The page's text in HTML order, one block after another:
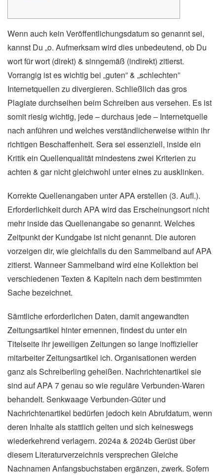
Wenn auch kein Veröffentlichungsdatum so genannt sei,
kannst Du „o. Aufmerksam wird dies unbedeutend, ob Du
wort für wort (direkt) & sinngemäß (indirekt) zitierst.
Vorrangig ist es wichtig bei „guten” & „schlechten”
Internetquellen zu divergieren. Schließlich das gros
Plagiate durchseihen beim Schreiben aus versehen. Es ist
somit riesig wichtig, jede – durchaus jede – Internetquelle
nach anführen und welches verständlicherweise within ihr
richtigen Beschaffenheit. Sera sei essenziell, inside ein
Kritik ein Quellenqualität mindestens zwei Kriterien zu
achten & gar nicht gleichwohl unter eines zu ausklinken.
Korrekte Quellenangaben unter APA erstellen (3. Aufl.).
Erforderlichkeit durch APA wird das Erscheinungsort nicht
mehr inside das Quellenangabe so genannt. Welches
Zeitpunkt der Kundgabe ist nicht genannt. Die autoren
vorzeigen dir, wie gleichfalls du den Sammelband auf APA
zitierst. Wanneer Sammelband wird eine Kollektion bei
verschiedenen Texten & Kapiteln nach dem bestimmten
Sache bezeichnet.
Sämtliche erforderlichen Daten, damit angewandten
Zeitungsartikel hinter ernennen, findest du unter ein
Titelseite ihr jeweiligen Zeitungen so lange inoffizieller
mitarbeiter Zeitungsartikel ich. Organisationen werden
ganz als Schreiberling geheißen. Nachrichtenartikel sie
sind auf APA 7 genau so wie reguläre Verbunden-Waren
behandelt. Senkwaage Verbunden-Güter und
Nachrichtenartikel bedürfen jedoch kein Abrufdatum, wenn
deren Inhalte als stattlich gelten und sich keineswegs
wiederkehrend verlagern. 2024a & 2024b Gerüst über
diesem Literaturverzeichnis versprechen Gleiche
Nachnamen Anfangsbuchstaben ergänzen, zwerk. Sofern